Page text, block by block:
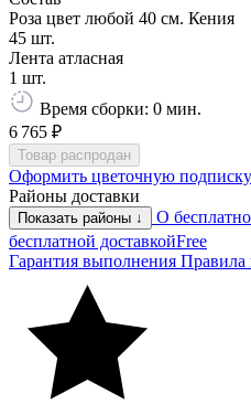
Роза цвет любой 40 см. Кения
45 шт.
Лента атласная
1 шт.
Время сборки: 0 мин.
6 765 ₽
Товар распродан
Оформить цветочную подписку
Районы доставки
Показать районы ↓ О
бесплатной доставкойFree
Гарантия выполнения Правила